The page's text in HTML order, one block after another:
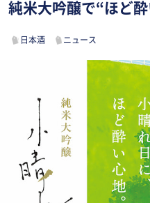
純米大吟醸で“ほど
日本酒 ニュース